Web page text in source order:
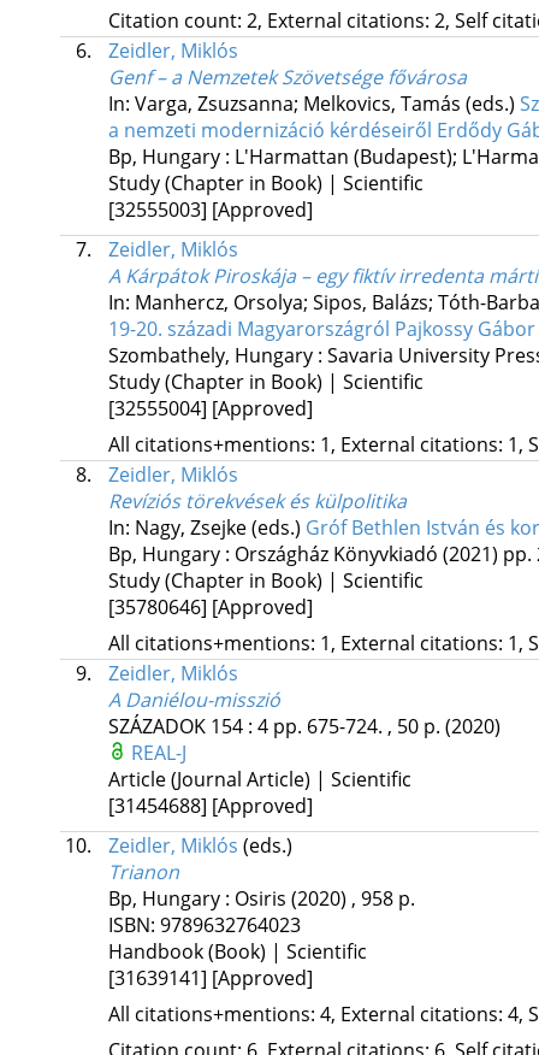
Citation count: 2, External citations: 2, Self
6.
Zeidler, Miklós
Genf – a Nemzetek Szövetsége fővárosa
In: Varga, Zsuzsanna; Melkovics, Tamás (eds.)
a nemzeti modernizáció kérdéseiről Erdődy
Bp, Hungary : L'Harmattan (Budapest);
Study (Chapter in Book) | Scientific
[32555003] [Approved]
7.
Zeidler, Miklós
A Kárpátok Piroskája – egy fiktív irredenta
In: Manhercz, Orsolya; Sipos, Balázs; Tóth-
19-20. századi Magyarországról Pajkossy
Szombathely, Hungary : Savaria University
Study (Chapter in Book) | Scientific
[32555004] [Approved]
All citations+mentions: 1, External citations: 1,
8.
Zeidler, Miklós
Revíziós törekvések és külpolitika
In: Nagy, Zsejke (eds.) Gróf Bethlen István és
Bp, Hungary : Országház Könyvkiadó (2021) pp.
Study (Chapter in Book) | Scientific
[35780646] [Approved]
All citations+mentions: 1, External citations: 1,
9.
Zeidler, Miklós
A Daniélou-misszió
SZÁZADOK 154: 4 pp. 675-724. , 50 p. (2020)
REAL-J
Article (Journal Article) | Scientific
[31454688] [Approved]
10.
Zeidler, Miklós (eds.)
Trianon
Bp, Hungary : Osiris (2020) , 958 p.
ISBN: 9789632764023
Handbook (Book) | Scientific
[31639141] [Approved]
All citations+mentions: 4, External citations: 4,